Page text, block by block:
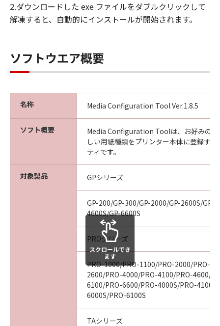
見された場合には、キヤノンは、「メディ
ア」を交換いたします。
状態で使用許諾されます。キヤノン、キヤノン
の関連会社、それらの販売代理店及び販売店
特定の目的への適合性の保証を含め、いかなる
保証も、明示たると黙示たるとを問わず一切し
ないものとします。
(2) キヤノン、キヤノンの関連会社、それらの販
売代理店及び販売店は、「許諾ソフトウエア」
の使用または使用不能から生ずるいかなる損害
（逸失利益及びその他の派生的または付随的な
損害を含むがこれらに限定されない）につい
て、一切の責任を負わないものとします。例
え、キヤノン、キヤノンの関連会社、それらの
販売代理店及び販売店がかかる損害の可能性に
ついて知らされていた場合でも同様です。
(3) キヤノン、キヤノンの関連会社、それらの販
売代理店及び販売店は、「本ソフトウエア」の
使用に起因または関連してお客様と第三者との
間に生じたいかなる紛争についても、一切責任
を負わないものとします。
(4) 以上が、「本ソフトウエア」に関するキヤノ
ン、キヤノンの関連会社、それらの販売代理店
及び販売店のすべての責任であり、お客様の唯
2.ダウンロードした exe ファイルをダブルクリックして
解凍すると、自動的にインストールが開始されます。
ソフトウエア概要
名称 Media Configuration Tool Ver.1.8.5
ソフト概要
Media Configuration Toolは、お好みの用
しい用紙種類をプリンター本体に登録す
ティです。
対象製品 GPシリーズ
GP-200/GP-300/GP-2000/GP-2600S/GP-
4600S/GP-6600S
PROシリーズ
PRO-1000/PRO-1100/PRO-2000/PRO-
2600/PRO-4000/PRO-4100/PRO-4600/
6100/PRO-6600/PRO-4000S/PRO-
6000S/PRO-6100S
TAシリーズ
スクロールでき
ます